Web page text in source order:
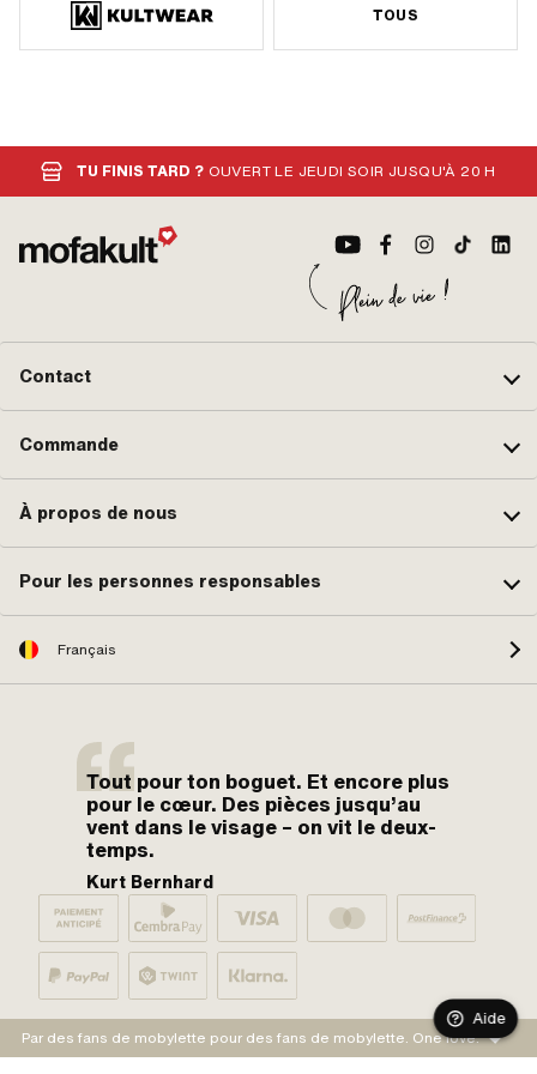
TOUS
TU FINIS TARD ? OUVERT LE JEUDI SOIR JUSQU'À 20 H
Contact
Commande
À propos de nous
Pour les personnes responsables
Français
Tout pour ton boguet. Et encore plus
pour le cœur. Des pièces jusqu’au
vent dans le visage – on vit le deux-
temps.
Kurt Bernhard
Par des fans de mobylette pour des fans de mobylette. One love.
Aide